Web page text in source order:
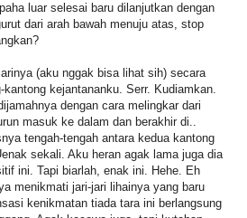
luar selesai baru dilanjutkan dengan
dari arah bawah menuju atas, stop
(aku nggak bisa lihat sih) secara
kantong kejantananku. Serr. Kudiamkan.
dengan cara melingkar dari
masuk ke dalam dan berakhir di..
tengah-tengah antara kedua kantong
sekali. Aku heran agak lama juga dia
ini. Tapi biarlah, enak ini. Hehe. Eh
menikmati jari-jari lihainya yang baru
kenikmatan tiada tara ini berlangsung